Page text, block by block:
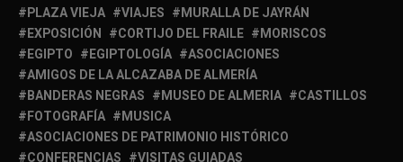
PLAZA VIEJA
VIAJES
MURALLA DE JAYRÁN
EXPOSICIÓN
CORTIJO DEL FRAILE
MORISCOS
EGIPTO
EGIPTOLOGÍA
ASOCIACIONES
AMIGOS DE LA ALCAZABA DE ALMERÍA
BANDERAS NEGRAS
MUSEO DE ALMERIA
CASTILLOS
FOTOGRAFÍA
MUSICA
ASOCIACIONES DE PATRIMONIO HISTÓRICO
CONFERENCIAS
VISITAS GUIADAS